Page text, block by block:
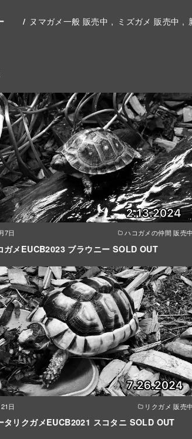
ヌマガメ一般 販売中 ミズガメ 販売中
7日 ハコガメの仲間 販売中
ガメEUCB2023 ブラウニー SOLD OUT
日 リクガメ 販売中
タリクガメEUCB2021 スコタニ SOLD OUT